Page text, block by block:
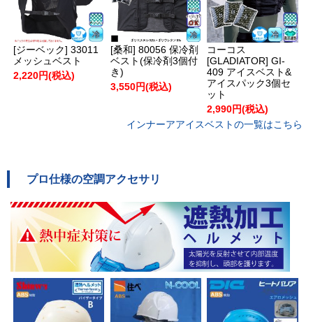
[ジーベック] 33011
メッシュベスト
2,220円(税込)
[桑和] 80056 保冷剤
ベスト(保冷剤3個付
き)
3,550円(税込)
コーコス
[GLADIATOR] GI-
409 アイスベスト&
アイスパック3個セ
ット
2,990円(税込)
インナーアアイスベストの一覧はこちら
プロ仕様の空調アクセサリ